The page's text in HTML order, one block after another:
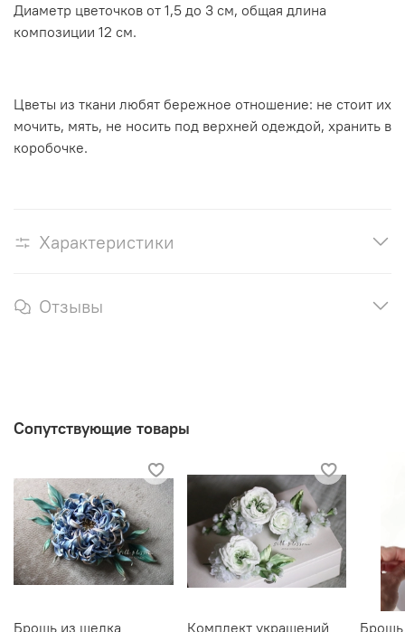
Диаметр цветочков от 1,5 до 3 см, общая длина
композиции 12 см.
Цветы из ткани любят бережное отношение: не стоит их
мочить, мять, не носить под верхней одеждой, хранить в
коробочке.
Характеристики
Отзывы
Сопутствующие товары
Брошь из шелка
Комплект украшений